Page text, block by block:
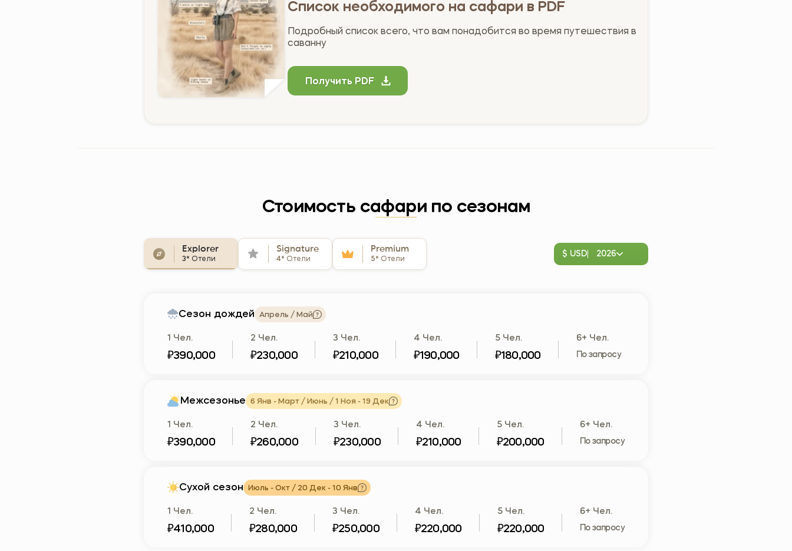
Список необходимого на сафари в PDF
Подробный список всего, что вам понадобится во время путешествия в
саванну
Получить PDF
Стоимость сафари по сезонам
Explorer
3* Отели
Signature
4* Отели
Premium
5* Отели
$ USD 2026
Сезон дождей Апрель / Май
1 Чел.
₽390,000
2 Чел.
₽230,000
3 Чел.
₽210,000
4 Чел.
₽190,000
5 Чел.
₽180,000
6+ Чел.
По запросу
Межсезонье 6 Янв - Март / Июнь / 1 Ноя - 19 Дек
1 Чел.
₽390,000
2 Чел.
₽260,000
3 Чел.
₽230,000
4 Чел.
₽210,000
5 Чел.
₽200,000
6+ Чел.
По запросу
Сухой сезон Июль - Окт / 20 Дек - 10 Янв
1 Чел.
₽410,000
2 Чел.
₽280,000
3 Чел.
₽250,000
4 Чел.
₽220,000
5 Чел.
₽220,000
6+ Чел.
По запросу